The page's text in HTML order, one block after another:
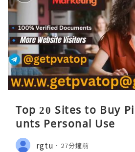
Top 20 Sites to Buy
unts Personal Use
rgtu 27分鐘前